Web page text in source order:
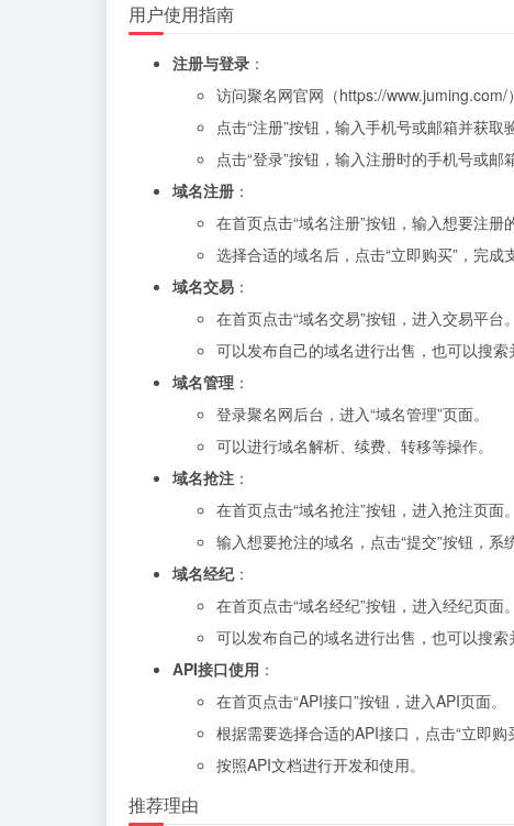
用户使用指南
注册与登录 ：
访问聚名网官网（https://www.juming.com/
点击“注册”按钮，输入手机号或邮箱并获取
点击“登录”按钮，输入注册时的手机号或邮
域名注册 ：
在首页点击“域名注册”按钮，输入想要注册
选择合适的域名后，点击“立即购买”，完成
域名交易 ：
在首页点击“域名交易”按钮，进入交易平台。
可以发布自己的域名进行出售，也可以搜索
域名管理 ：
登录聚名网后台，进入“域名管理”页面。
可以进行域名解析、续费、转移等操作。
域名抢注 ：
在首页点击“域名抢注”按钮，进入抢注页面。
输入想要抢注的域名，点击“提交”按钮，系
域名经纪：
在首页点击“域名经纪”按钮，进入经纪页面。
可以发布自己的域名进行出售，也可以搜索
API接口使用 ：
在首页点击“API接口”按钮，进入API页面。
根据需要选择合适的API接口，点击“立即购
按照API文档进行开发和使用。
推荐理由